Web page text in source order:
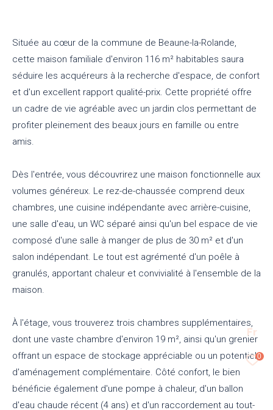
Fr
0
Située au cœur de la commune de Beaune-la-Rolande,
cette maison familiale d'environ 116 m² habitables saura
séduire les acquéreurs à la recherche d'espace, de confort
et d'un excellent rapport qualité-prix. Cette propriété offre
un cadre de vie agréable avec un jardin clos permettant de
profiter pleinement des beaux jours en famille ou entre
amis.
Dès l'entrée, vous découvrirez une maison fonctionnelle aux
volumes généreux. Le rez-de-chaussée comprend deux
chambres, une cuisine indépendante avec arrière-cuisine,
une salle d'eau, un WC séparé ainsi qu'un bel espace de vie
composé d'une salle à manger de plus de 30 m² et d'un
salon indépendant. Le tout est agrémenté d'un poêle à
granulés, apportant chaleur et convivialité à l'ensemble de la
maison.
À l'étage, vous trouverez trois chambres supplémentaires,
dont une vaste chambre d'environ 19 m², ainsi qu'un grenier
offrant un espace de stockage appréciable ou un potentiel
d'aménagement complémentaire. Côté confort, le bien
bénéficie également d'une pompe à chaleur, d'un ballon
d'eau chaude récent (4 ans) et d'un raccordement au tout-